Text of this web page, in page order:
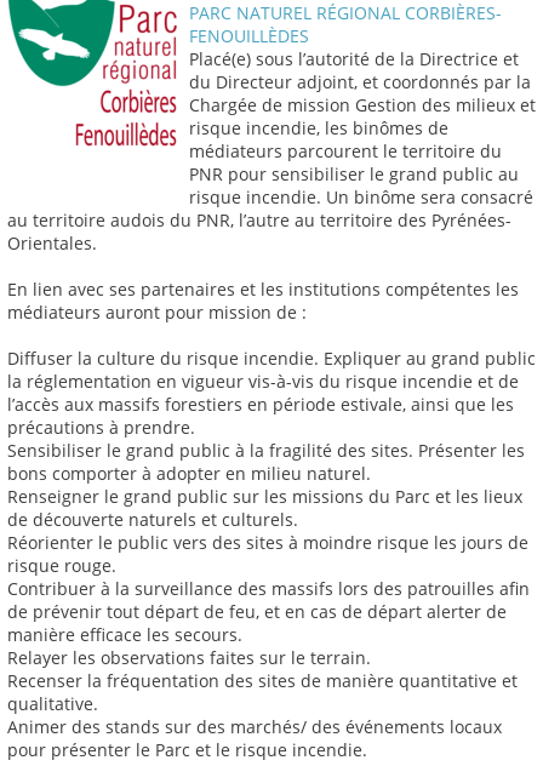
PARC NATUREL RÉGIONAL CORBIÈRES-
FENOUILLÈDES
Placé(e) sous l’autorité de la Directrice et
du Directeur adjoint, et coordonnés par la
Chargée de mission Gestion des milieux et
risque incendie, les binômes de
médiateurs parcourent le territoire du
PNR pour sensibiliser le grand public au
risque incendie. Un binôme sera consacré
au territoire audois du PNR, l’autre au territoire des Pyrénées-
Orientales.
En lien avec ses partenaires et les institutions compétentes les
médiateurs auront pour mission de :
Diffuser la culture du risque incendie. Expliquer au grand public
la réglementation en vigueur vis-à-vis du risque incendie et de
l’accès aux massifs forestiers en période estivale, ainsi que les
précautions à prendre.
Sensibiliser le grand public à la fragilité des sites. Présenter les
bons comporter à adopter en milieu naturel.
Renseigner le grand public sur les missions du Parc et les lieux
de découverte naturels et culturels.
Réorienter le public vers des sites à moindre risque les jours de
risque rouge.
Contribuer à la surveillance des massifs lors des patrouilles afin
de prévenir tout départ de feu, et en cas de départ alerter de
manière efficace les secours.
Relayer les observations faites sur le terrain.
Recenser la fréquentation des sites de manière quantitative et
qualitative.
Animer des stands sur des marchés/ des événements locaux
pour présenter le Parc et le risque incendie.